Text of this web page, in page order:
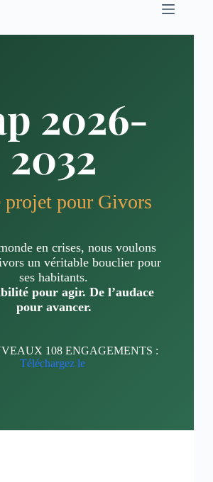
2026-
2032
projet pour Givors
en crises, nous voulons
un véritable bouclier pour
ses habitants.
pour agir. De l’audace
pour avancer.
108 ENGAGEMENTS :
Téléchargez le